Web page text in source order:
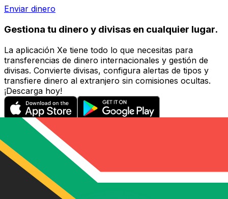
Enviar dinero
Gestiona tu dinero y divisas en cualquier lugar.
La aplicación Xe tiene todo lo que necesitas para
transferencias de dinero internacionales y gestión de
divisas. Convierte divisas, configura alertas de tipos y
transfiere dinero al extranjero sin comisiones ocultas.
¡Descarga hoy!